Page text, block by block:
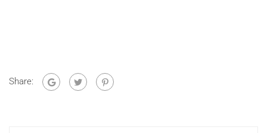
Share: